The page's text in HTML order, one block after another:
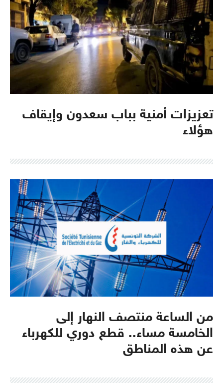
تعزيزات أمنية بباب سعدون وإيقاف
هؤلاء
من الساعة منتصف النهار إلى
الخامسة مساء.. قطع دوري للكهرباء
عن هذه المناطق